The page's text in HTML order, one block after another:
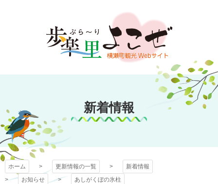
文
キ
プ
歩楽～里（ぶら～
り）よこぜ
新着情報
ホーム 更新情報の一覧
新着情報
お知らせ
あしがくぼの氷柱